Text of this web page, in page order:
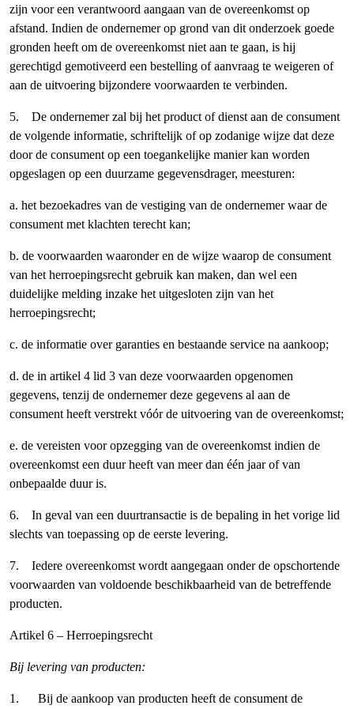
zijn voor een verantwoord aangaan van de overeenkomst op
afstand. Indien de ondernemer op grond van dit onderzoek goede
gronden heeft om de overeenkomst niet aan te gaan, is hij
gerechtigd gemotiveerd een bestelling of aanvraag te weigeren of
aan de uitvoering bijzondere voorwaarden te verbinden.
5. De ondernemer zal bij het product of dienst aan de consument
de volgende informatie, schriftelijk of op zodanige wijze dat deze
door de consument op een toegankelijke manier kan worden
opgeslagen op een duurzame gegevensdrager, meesturen:
a. het bezoekadres van de vestiging van de ondernemer waar de
consument met klachten terecht kan;
b. de voorwaarden waaronder en de wijze waarop de consument
van het herroepingsrecht gebruik kan maken, dan wel een
duidelijke melding inzake het uitgesloten zijn van het
herroepingsrecht;
c. de informatie over garanties en bestaande service na aankoop;
d. de in artikel 4 lid 3 van deze voorwaarden opgenomen
gegevens, tenzij de ondernemer deze gegevens al aan de
consument heeft verstrekt vóór de uitvoering van de overeenkomst;
e. de vereisten voor opzegging van de overeenkomst indien de
overeenkomst een duur heeft van meer dan één jaar of van
onbepaalde duur is.
6. In geval van een duurtransactie is de bepaling in het vorige lid
slechts van toepassing op de eerste levering.
7. Iedere overeenkomst wordt aangegaan onder de opschortende
voorwaarden van voldoende beschikbaarheid van de betreffende
producten.
Artikel 6 – Herroepingsrecht
Bij levering van producten:
1. Bij de aankoop van producten heeft de consument de